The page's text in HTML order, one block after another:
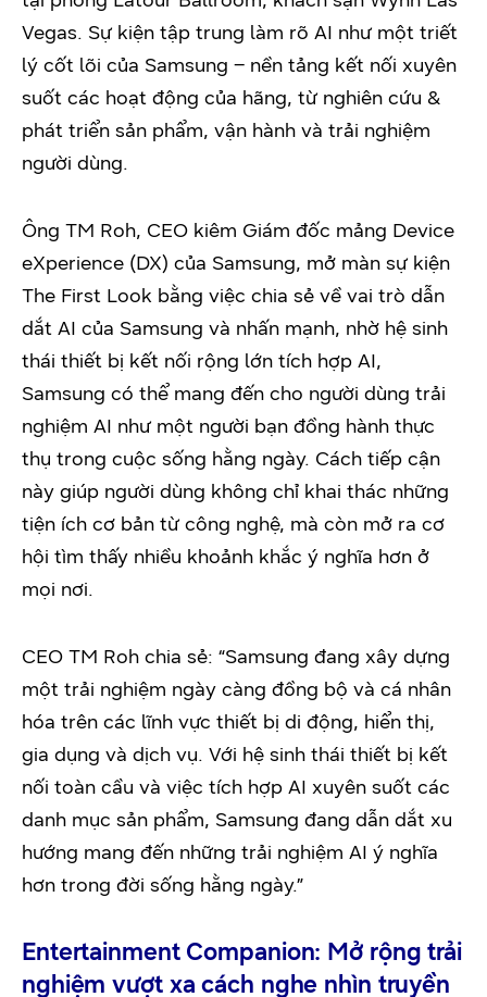
Vegas. Sự kiện tập trung làm rõ AI như một triết
lý cốt lõi của Samsung – nền tảng kết nối xuyên
suốt các hoạt động của hãng, từ nghiên cứu &
phát triển sản phẩm, vận hành và trải nghiệm
người dùng.
Ông TM Roh, CEO kiêm Giám đốc mảng Device
eXperience (DX) của Samsung, mở màn sự kiện
The First Look bằng việc chia sẻ về vai trò dẫn
dắt AI của Samsung và nhấn mạnh, nhờ hệ sinh
thái thiết bị kết nối rộng lớn tích hợp AI,
Samsung có thể mang đến cho người dùng trải
nghiệm AI như một người bạn đồng hành thực
thụ trong cuộc sống hằng ngày. Cách tiếp cận
này giúp người dùng không chỉ khai thác những
tiện ích cơ bản từ công nghệ, mà còn mở ra cơ
hội tìm thấy nhiều khoảnh khắc ý nghĩa hơn ở
mọi nơi.
CEO TM Roh chia sẻ: “Samsung đang xây dựng
một trải nghiệm ngày càng đồng bộ và cá nhân
hóa trên các lĩnh vực thiết bị di động, hiển thị,
gia dụng và dịch vụ. Với hệ sinh thái thiết bị kết
nối toàn cầu và việc tích hợp AI xuyên suốt các
danh mục sản phẩm, Samsung đang dẫn dắt xu
hướng mang đến những trải nghiệm AI ý nghĩa
hơn trong đời sống hằng ngày.”
Entertainment Companion: Mở rộng trải
nghiệm vượt xa cách nghe nhìn truyền